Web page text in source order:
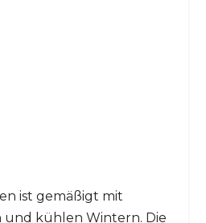
ist gemäßigt mit
und kühlen Wintern. Die